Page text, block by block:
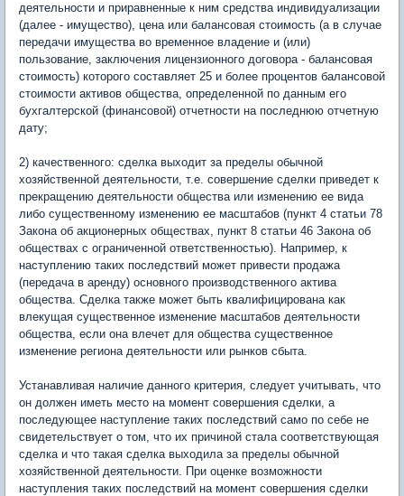
деятельности и приравненные к ним средства индивидуализации
(далее - имущество), цена или балансовая стоимость (а в случае
передачи имущества во временное владение и (или)
пользование, заключения лицензионного договора - балансовая
стоимость) которого составляет 25 и более процентов балансовой
стоимости активов общества, определенной по данным его
бухгалтерской (финансовой) отчетности на последнюю отчетную
дату;
2) качественного: сделка выходит за пределы обычной
хозяйственной деятельности, т.е. совершение сделки приведет к
прекращению деятельности общества или изменению ее вида
либо существенному изменению ее масштабов (пункт 4 статьи 78
Закона об акционерных обществах, пункт 8 статьи 46 Закона об
обществах с ограниченной ответственностью). Например, к
наступлению таких последствий может привести продажа
(передача в аренду) основного производственного актива
общества. Сделка также может быть квалифицирована как
влекущая существенное изменение масштабов деятельности
общества, если она влечет для общества существенное
изменение региона деятельности или рынков сбыта.
Устанавливая наличие данного критерия, следует учитывать, что
он должен иметь место на момент совершения сделки, а
последующее наступление таких последствий само по себе не
свидетельствует о том, что их причиной стала соответствующая
сделка и что такая сделка выходила за пределы обычной
хозяйственной деятельности. При оценке возможности
наступления таких последствий на момент совершения сделки